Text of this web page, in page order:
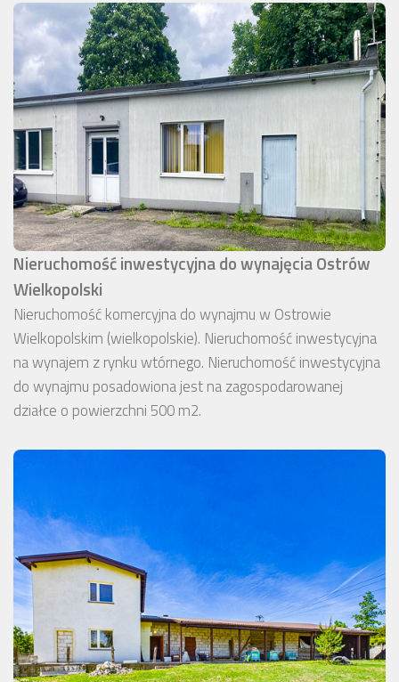
Nieruchomość inwestycyjna do wynajęcia Ostrów
Wielkopolski
Nieruchomość komercyjna do wynajmu w Ostrowie
Wielkopolskim (wielkopolskie). Nieruchomość inwestycyjna
na wynajem z rynku wtórnego. Nieruchomość inwestycyjna
do wynajmu posadowiona jest na zagospodarowanej
działce o powierzchni 500 m2.